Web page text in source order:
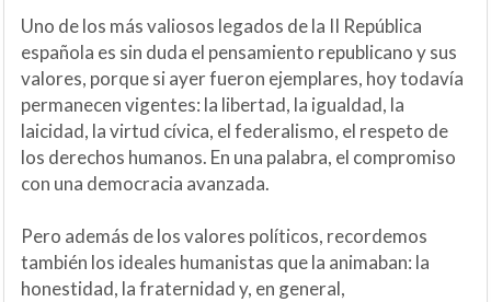
Uno de los más valiosos legados de la II República
española es sin duda el pensamiento republicano y sus
valores, porque si ayer fueron ejemplares, hoy todavía
permanecen vigentes: la libertad, la igualdad, la
laicidad, la virtud cívica, el federalismo, el respeto de
los derechos humanos. En una palabra, el compromiso
con una democracia avanzada.
Pero además de los valores políticos, recordemos
también los ideales humanistas que la animaban: la
honestidad, la fraternidad y, en general,